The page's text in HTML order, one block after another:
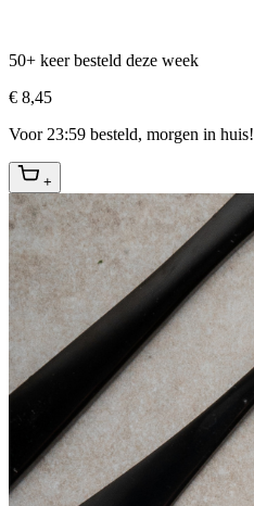
50+ keer besteld deze week
€ 8,45
Voor 23:59 besteld, morgen in huis!
+